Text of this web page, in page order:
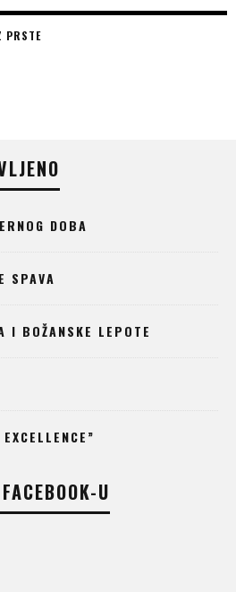
PRSTE
DOBA
SPAVA
I BOŽANSKE LEPOTE
U